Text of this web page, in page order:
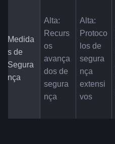
Medida
s de
Segura
nça
Alta:
Recurs
os
avança
dos de
segura
nça
Alta:
Protoco
los de
segura
nça
extensi
vos